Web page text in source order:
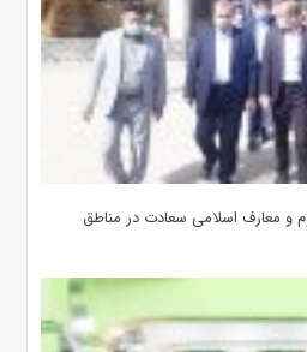
و معارف اسلامی سعادت در مناطق